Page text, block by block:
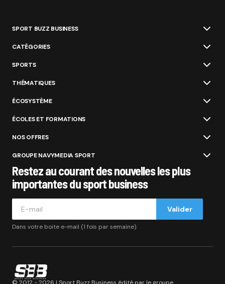
SPORT BUZZ BUSINESS
CATÉGORIES
SPORTS
THÉMATIQUES
ÉCOSYSTÈME
ÉCOLES ET FORMATIONS
NOS OFFRES
GROUPE NAVYMEDIA SPORT
Restez au courant des nouvelles les plus
importantes du sport business
Valider
Dans votre boite e-mail (1 fois par semaine).